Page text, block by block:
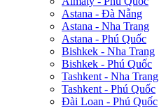
Astana - Đà Nẵng
Astana - Nha Trang
Astana - Phú Quốc
Bishkek - Nha Trang
Bishkek - Phú Quốc
Tashkent - Nha Trang
Tashkent - Phú Quốc
Đài Loan - Phú Quốc